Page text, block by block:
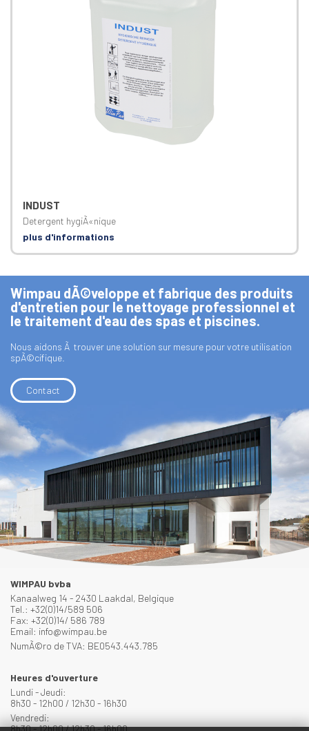
INDUST
Detergent hygiÃ«nique
plus d'informations
Wimpau dÃ©veloppe et fabrique des produits
d'entretien pour le nettoyage professionnel et
le traitement d'eau des spas et piscines.
Nous aidons Ã trouver une solution sur mesure pour votre utilisation
spÃ©cifique.
Contact
WIMPAU bvba
Kanaalweg 14 - 2430 Laakdal, Belgique
Tel.: +32(0)14/589 506
Fax: +32(0)14/ 586 789
Email: info@wimpau.be
NumÃ©ro de TVA: BE0543.443.785
Heures d'ouverture
Lundi - Jeudi:
8h30 - 12h00 / 12h30 - 16h30
Vendredi:
8h30 - 12h00 / 12h30 - 16h00